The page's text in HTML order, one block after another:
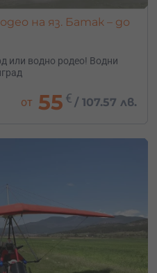
на яз. Батак – до
или водно родео! Водни
от 55 € /107.57 лв.